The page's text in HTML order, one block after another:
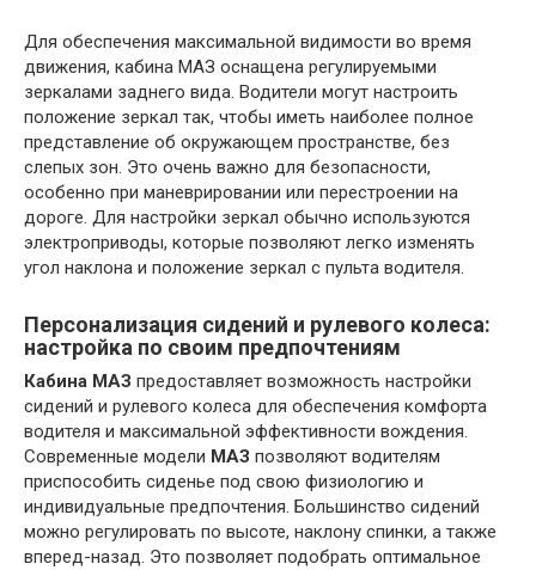
Для обеспечения максимальной видимости во время
движения, кабина МАЗ оснащена регулируемыми
зеркалами заднего вида. Водители могут настроить
положение зеркал так, чтобы иметь наиболее полное
представление об окружающем пространстве, без
слепых зон. Это очень важно для безопасности,
особенно при маневрировании или перестроении на
дороге. Для настройки зеркал обычно используются
электроприводы, которые позволяют легко изменять
угол наклона и положение зеркал с пульта водителя.
Персонализация сидений и рулевого колеса:
настройка по своим предпочтениям
Кабина МАЗ предоставляет возможность настройки
сидений и рулевого колеса для обеспечения комфорта
водителя и максимальной эффективности вождения.
Современные модели МАЗ позволяют водителям
приспособить сиденье под свою физиологию и
индивидуальные предпочтения. Большинство сидений
можно регулировать по высоте, наклону спинки, а также
вперед-назад. Это позволяет подобрать оптимальное